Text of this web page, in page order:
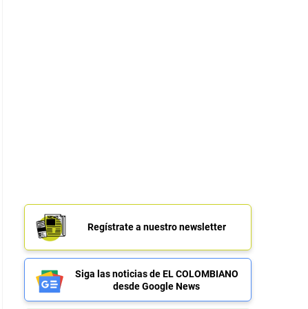
Regístrate a nuestro newsletter
Siga las noticias de EL COLOMBIANO
desde Google News